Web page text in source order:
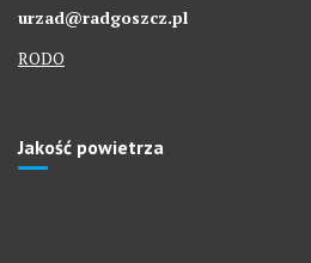
urzad@radgoszcz.pl
RODO
Jakość powietrza